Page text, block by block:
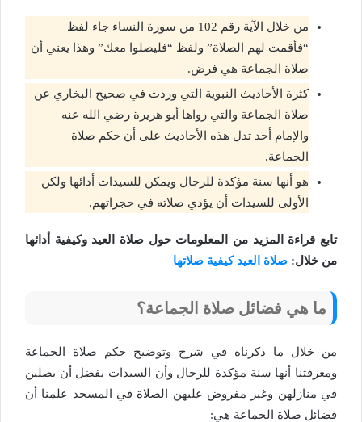
من خلال الآية رقم 102 من سورة النساء جاء لفظ
“فأقمت لهم الصلاة” ولفظ “فليصلوا معك” وهذا يعني أن
صلاة الجماعة هي فرض.
كثرة الأحاديث النبوية التي وردت في صحيح البخاري عن
صلاة الجماعة والتي رواها أبو هريرة رضي الله عنه
والإمام أحد تدل هذه الأحاديث على أن حكم صلاة
الجماعة.
هو أنها سنة مؤكدة للرجال ويمكن للسيدات أدائها ولكن
الأولى للسيدات أن يؤدي صلاته في حجراتهم.
تابع قراءة المزيد من المعلومات حول صلاة العيد وكيفية أدائها
من خلال: صلاة العيد كيفية صلاتها
ما هي فضائل صلاة الجماعة؟
من خلال ما ذكرناه في شرح وتوضيح حكم صلاة الجماعة
ومعرفتنا أنها سنة مؤكدة للرجال وأن السيدات يفضل أن يصلين
في منازلهن وغير مفروض عليهن الصلاة في المسجد علمنا أن
فضائل صلاة الجماعة هي: